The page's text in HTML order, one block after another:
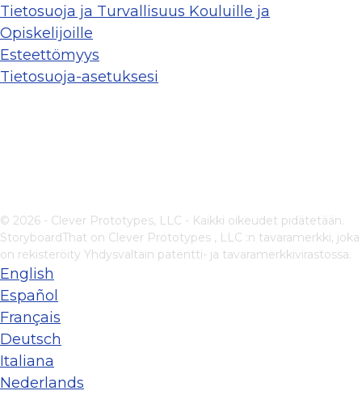
Tietosuoja ja Turvallisuus Kouluille ja
Opiskelijoille
Esteettömyys
Tietosuoja-asetuksesi
© 2026 - Clever Prototypes, LLC - Kaikki oikeudet pidätetään.
StoryboardThat on Clever Prototypes , LLC :n tavaramerkki, joka
on rekisteröity Yhdysvaltain patentti- ja tavaramerkkivirastossa.
English
Español
Français
Deutsch
Italiana
Nederlands